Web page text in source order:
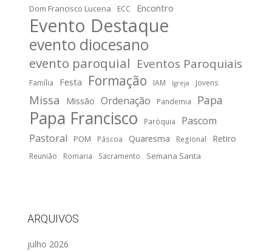
Dom Francisco Lucena
ECC Encontro
Evento Destaque
evento diocesano
evento paroquial Eventos Paroquiais
Família Festa Formação IAM Igreja Jovens
Missa Missão Ordenação Pandemia Papa
Papa Francisco Paróquia
Pascom
Pastoral
POM Páscoa Quaresma Regional Retiro
Reunião Romaria Sacramento Semana Santa
ARQUIVOS
julho 2026